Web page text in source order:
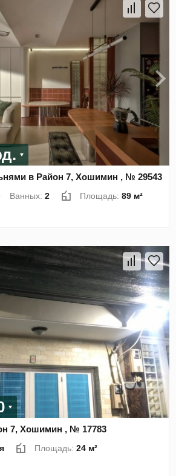
в Район 7, Хошимин , № 29543
Ванных:2 Площадь:89 м²
7, Хошимин , № 17783
Площадь:24 м²